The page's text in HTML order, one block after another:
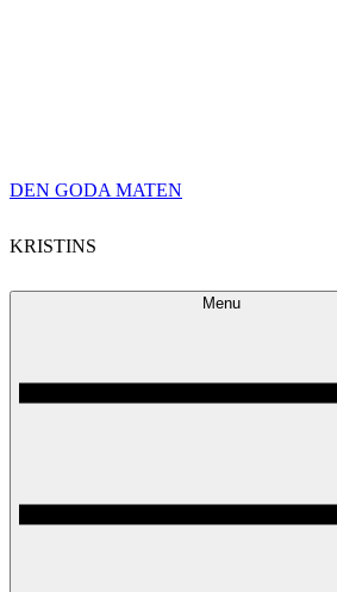
Skip
content
DEN GODA MATEN
KRISTINS
Menu